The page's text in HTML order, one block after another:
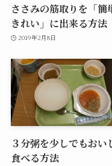
ささみの筋取りを「簡
きれい」に出来る方法
2019年2月8日
３分粥を少しでもおい
食べる方法